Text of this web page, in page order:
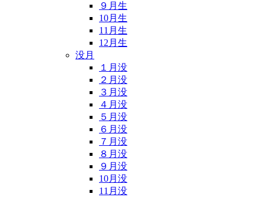
９月生
10月生
11月生
12月生
没月
１月没
２月没
３月没
４月没
５月没
６月没
７月没
８月没
９月没
10月没
11月没